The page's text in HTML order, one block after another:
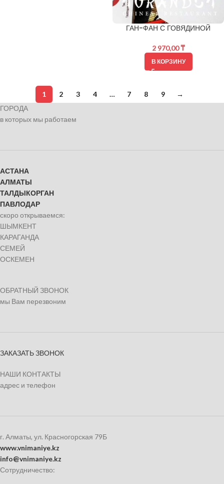
ГАН-ФАН С ГОВЯДИНОЙ
2 970,00₸
В КОРЗИНУ
1 2 3 4 … 7 8 9
→
ГОРОДА
в которых мы работаем
АСТАНА
АЛМАТЫ
ТАЛДЫКОРГАН
ПАВЛОДАР
скоро открываемся:
ШЫМКЕНТ
КАРАГАНДА
СЕМЕЙ
ОСКЕМЕН
ОБРАТНЫЙ ЗВОНОК
мы Вам перезвоним
ЗАКАЗАТЬ ЗВОНОК
НАШИ КОНТАКТЫ
адрес и телефон
г. Алматы, ул. Красногорская 79Б
www.vnimaniye.kz
info@vnimaniye.kz
Сотрудничество: